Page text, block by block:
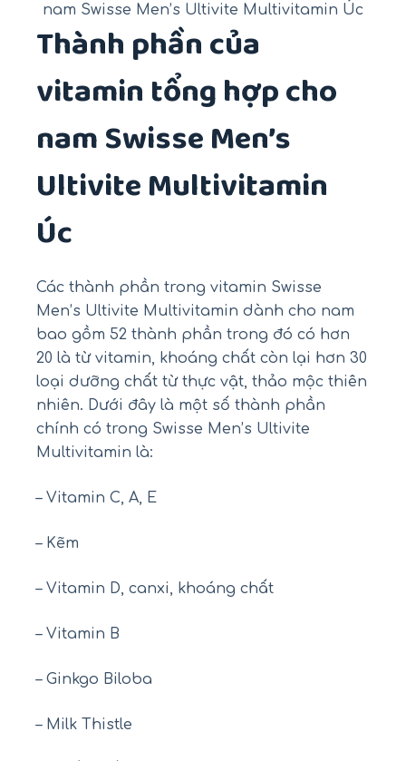
nam Swisse Men’s Ultivite Multivitamin Úc
Thành phần của
vitamin tổng hợp cho
nam Swisse Men’s
Ultivite Multivitamin
Úc
Các thành phần trong vitamin Swisse
Men’s Ultivite Multivitamin dành cho nam
bao gồm 52 thành phần trong đó có hơn
20 là từ vitamin, khoáng chất còn lại hơn 30
loại dưỡng chất từ thực vật, thảo mộc thiên
nhiên. Dưới đây là một số thành phần
chính có trong Swisse Men’s Ultivite
Multivitamin là:
– Vitamin C, A, E
– Kẽm
– Vitamin D, canxi, khoáng chất
– Vitamin B
– Ginkgo Biloba
– Milk Thistle